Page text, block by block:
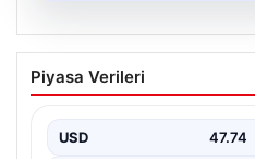
Kelebek.Org İle
Adresi Ve Muhabbet
oluşturması ciddi bir
Günümüzde birçok…
Piyasa Verileri
USD 47.74